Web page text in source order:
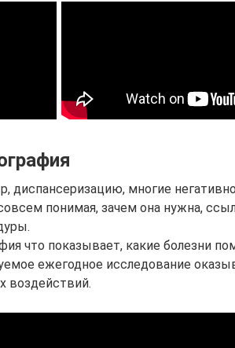
диспансеризацию, многие
понимая, зачем она нужна,
что показывает, какие болезни
ежегодное исследование
воздействий.